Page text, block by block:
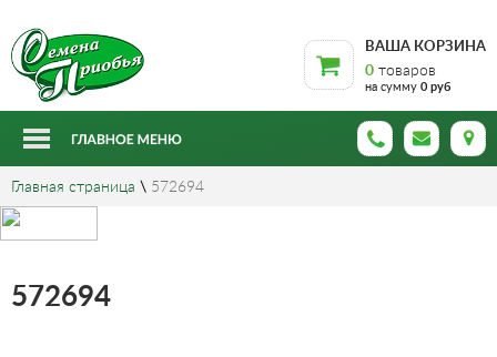
ВАША КОРЗИНА
0 товаров
на сумму 0 руб
Главная страница \ 572694
572694